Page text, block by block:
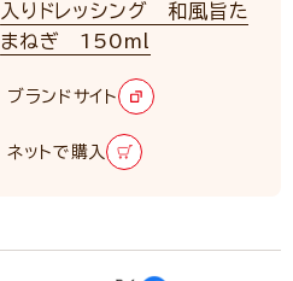
入りドレッシング 和風旨た
まねぎ 150ml
ブランドサイト
ネットで購入